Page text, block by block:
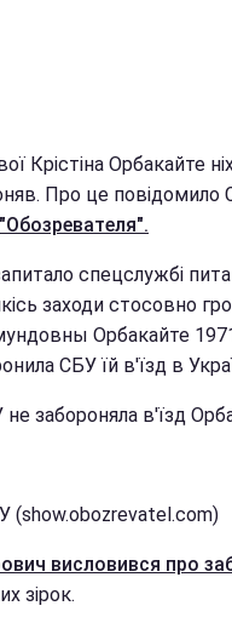
Крістіна Орбакайте
Про це повідомило
"Обозревателя".
спецслужбі
заходи стосовно
Орбакайте
СБУ їй в'їзд в
забороняла в'їзд
(show.obozrevatel.com)
висловився про
зірок.